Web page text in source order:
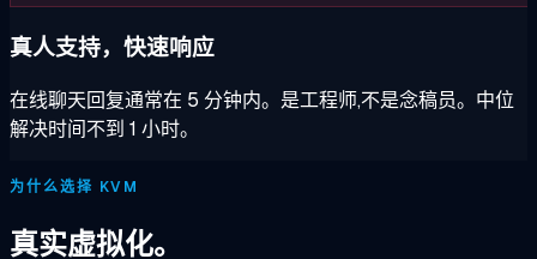
真人支持，快速响应
在线聊天回复通常在 5 分钟内。是工程师,不是念稿员。中位
解决时间不到 1 小时。
为什么选择 KVM
真实虚拟化。